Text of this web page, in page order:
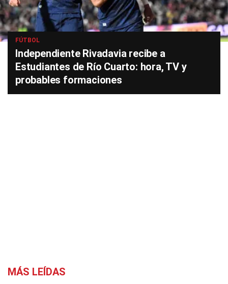
FÚTBOL
Independiente Rivadavia recibe a
Estudiantes de Río Cuarto: hora, TV y
probables formaciones
MÁS LEÍDAS